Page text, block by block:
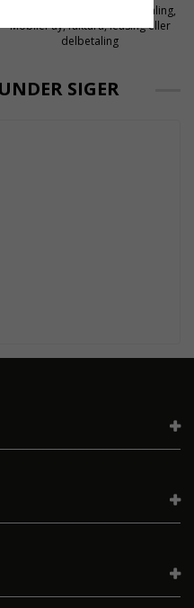
Sikre betalinger med kortbetaling,
MobilePay, faktura, leasing eller
delbetaling
SIGER